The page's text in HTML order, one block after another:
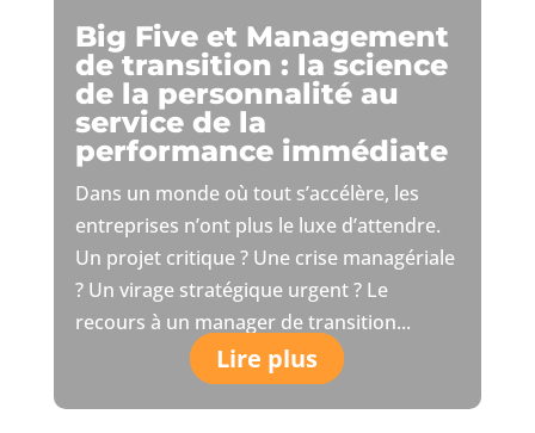
Big Five et Management
de transition : la science
de la personnalité au
service de la
performance immédiate
Dans un monde où tout s’accélère, les
entreprises n’ont plus le luxe d’attendre.
Un projet critique ? Une crise managériale
? Un virage stratégique urgent ? Le
recours à un manager de transition...
Lire plus